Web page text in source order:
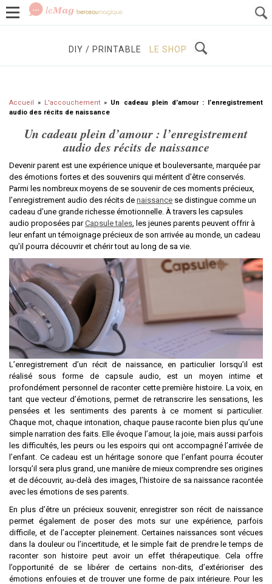
GROSSESSE BÉBÉS / ENFANTS
DIY / PRINTABLE LE SHOP
Accueil » L'accouchement » Un cadeau plein d’amour : l’enregistrement
audio des récits de naissance
Un cadeau plein d’amour : l’enregistrement
audio des récits de naissance
Devenir parent est une expérience unique et bouleversante, marquée par
des émotions fortes et des souvenirs qui méritent d’être conservés.
Parmi les nombreux moyens de se souvenir de ces moments précieux,
l’enregistrement audio des récits de naissance se distingue comme un
cadeau d’une grande richesse émotionnelle. À travers les capsules
audio proposées parCapsule tales, les jeunes parents peuvent offrir à
leur enfant un témoignage précieux de son arrivée au monde, un cadeau
qu’il pourra découvrir et chérir tout au long de sa vie.
L’enregistrement d’un récit de naissance, en particulier lorsqu’il est
réalisé sous forme de capsule audio, est un moyen intime et
profondément personnel de raconter cette première histoire. La voix, en
tant que vecteur d’émotions, permet de retranscrire les sensations, les
pensées et les sentiments des parents à ce moment si particulier.
Chaque mot, chaque intonation, chaque pause raconte bien plus qu’une
simple narration des faits. Elle évoque l’amour, la joie, mais aussi parfois
les difficultés, les peurs ou les espoirs qui ont accompagné l’arrivée de
l’enfant. Ce cadeau est un héritage sonore que l’enfant pourra écouter
lorsqu’il sera plus grand, une manière de mieux comprendre ses origines
et de découvrir, au-delà des images, l’histoire de sa naissance racontée
avec les émotions de ses parents.
En plus d’être un précieux souvenir, enregistrer son récit de naissance
permet également de poser des mots sur une expérience, parfois
difficile, et de l’accepter pleinement. Certaines naissances sont vécues
dans la douleur ou l’incertitude, et le simple fait de prendre le temps de
raconter son histoire peut avoir un effet thérapeutique. Cela offre
l’opportunité de se libérer de certains non-dits, d’extérioriser des
émotions enfouies et de trouver une forme de paix intérieure. Pour les